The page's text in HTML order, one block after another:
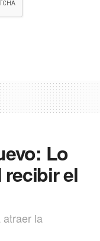
Lo
recibir el
atraer la